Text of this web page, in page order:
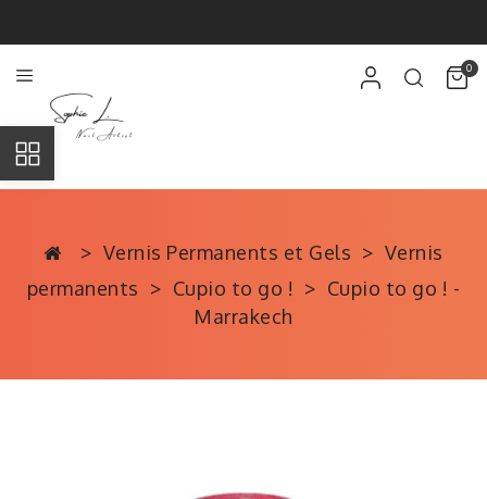
0
Vernis Permanents et Gels
Vernis
permanents
Cupio to go !
Cupio to go ! -
Marrakech